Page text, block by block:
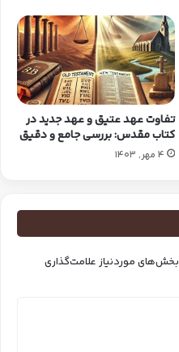
تفاوت عهد عتیق و عهد جدید در
کتاب مقدس: بررسی جامع و دقیق
4 مهر, 1403
بخش‌های موردنیاز علامت‌گذاری